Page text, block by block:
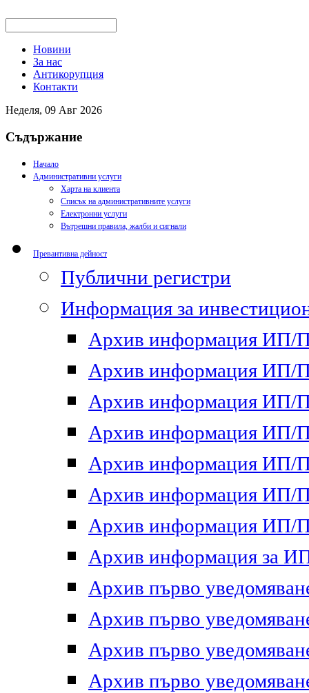
Новини
За нас
Антикорупция
Контакти
Неделя, 09 Авг 2026
Съдържание
Начало
Административни услуги
Харта на клиента
Списък на административните услуги
Електронни услуги
Вътрешни правила, жалби и сигнали
Превантивна дейност
Публични регистри
Информация за
Архив информация ИП/
Архив информация ИП/
Архив информация ИП/
Архив информация ИП/
Архив информация ИП/
Архив информация ИП/
Архив информация ИП/
Архив информация за
Архив първо
Архив първо
Архив първо
Архив първо